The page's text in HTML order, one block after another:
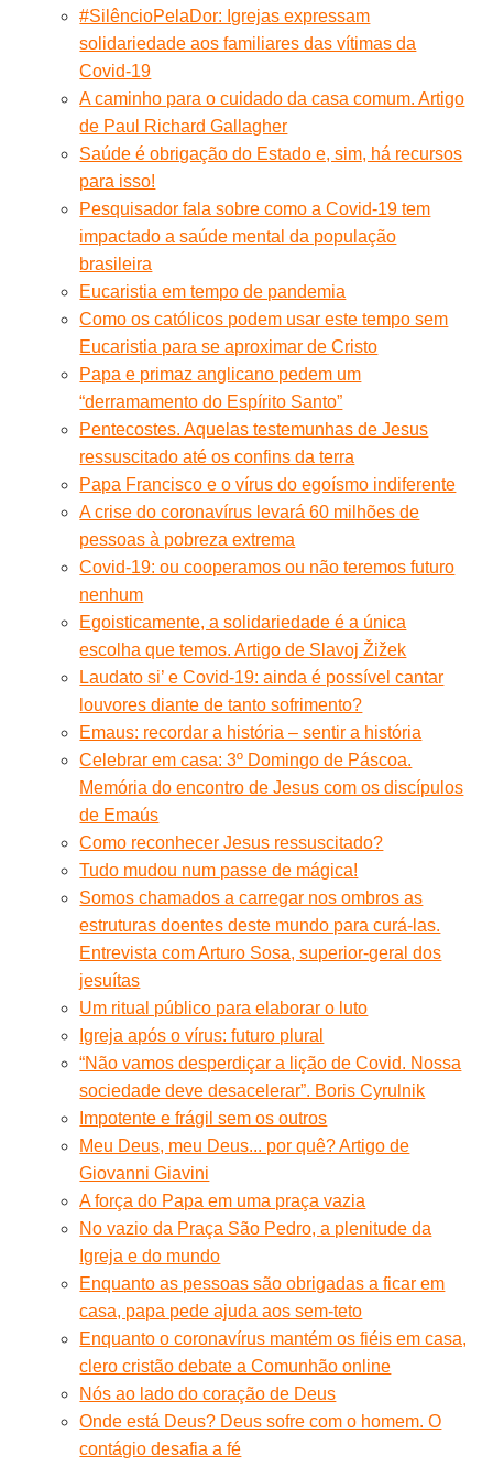
#SilêncioPelaDor: Igrejas expressam
solidariedade aos familiares das vítimas da
Covid-19
A caminho para o cuidado da casa comum. Artigo
de Paul Richard Gallagher
Saúde é obrigação do Estado e, sim, há recursos
para isso!
Pesquisador fala sobre como a Covid-19 tem
impactado a saúde mental da população
brasileira
Eucaristia em tempo de pandemia
Como os católicos podem usar este tempo sem
Eucaristia para se aproximar de Cristo
Papa e primaz anglicano pedem um
“derramamento do Espírito Santo”
Pentecostes. Aquelas testemunhas de Jesus
ressuscitado até os confins da terra
Papa Francisco e o vírus do egoísmo indiferente
A crise do coronavírus levará 60 milhões de
pessoas à pobreza extrema
Covid-19: ou cooperamos ou não teremos futuro
nenhum
Egoisticamente, a solidariedade é a única
escolha que temos. Artigo de Slavoj Žižek
Laudato si’ e Covid-19: ainda é possível cantar
louvores diante de tanto sofrimento?
Emaus: recordar a história – sentir a história
Celebrar em casa: 3º Domingo de Páscoa.
Memória do encontro de Jesus com os discípulos
de Emaús
Como reconhecer Jesus ressuscitado?
Tudo mudou num passe de mágica!
Somos chamados a carregar nos ombros as
estruturas doentes deste mundo para curá-las.
Entrevista com Arturo Sosa, superior-geral dos
jesuítas
Um ritual público para elaborar o luto
Igreja após o vírus: futuro plural
“Não vamos desperdiçar a lição de Covid. Nossa
sociedade deve desacelerar”. Boris Cyrulnik
Impotente e frágil sem os outros
Meu Deus, meu Deus... por quê? Artigo de
Giovanni Giavini
A força do Papa em uma praça vazia
No vazio da Praça São Pedro, a plenitude da
Igreja e do mundo
Enquanto as pessoas são obrigadas a ficar em
casa, papa pede ajuda aos sem-teto
Enquanto o coronavírus mantém os fiéis em casa,
clero cristão debate a Comunhão online
Nós ao lado do coração de Deus
Onde está Deus? Deus sofre com o homem. O
contágio desafia a fé